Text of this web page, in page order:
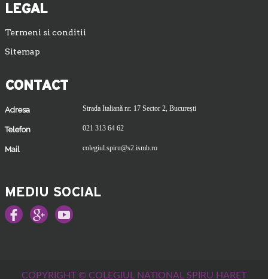
LEGAL
Termeni si conditii
Sitemap
CONTACT
Adresa Strada Italiană nr. 17 Sector 2, București
Telefon 021 313 64 62
Mail colegiul.spiru@s2.ismb.ro
MEDIU SOCIAL
COPYRIGHT © COLEGIUL NATIONAL SPIRU HARET